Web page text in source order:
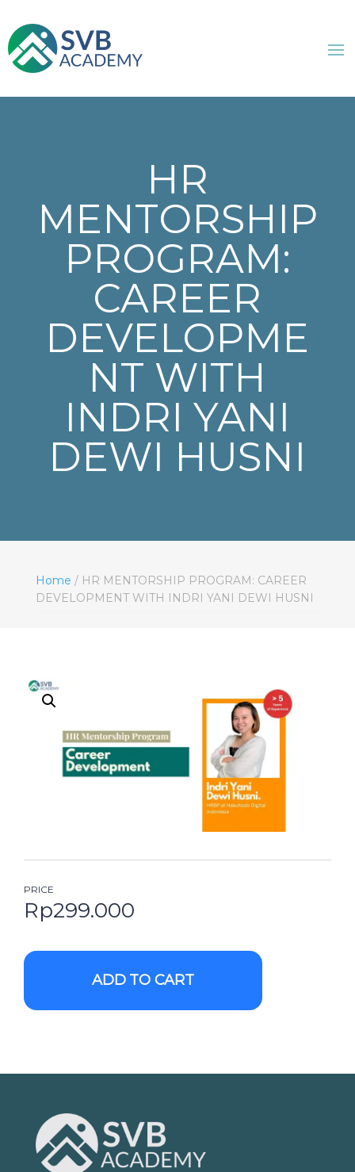
HR
MENTORSHIP
PROGRAM:
CAREER
DEVELOPME
NT WITH
INDRI YANI
DEWI HUSNI
Home / HR MENTORSHIP PROGRAM: CAREER
DEVELOPMENT WITH INDRI YANI DEWI HUSNI
PRICE
Rp299.000
ADD TO CART